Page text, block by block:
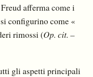
afferma come i
configurino come «
rimossi (Op. cit. –
gli aspetti principali